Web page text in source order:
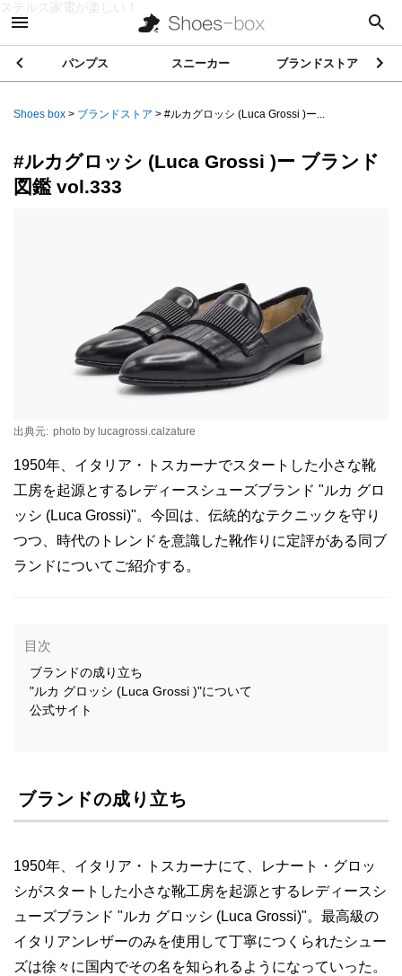
ステルス家電が楽しい！
パンプス スニーカー ブランドストア
Shoes box > ブランドストア > #ルカグロッシ (Luca Grossi )ー...
#ルカグロッシ (Luca Grossi )ー ブランド
図鑑 vol.333
出典元: photo by lucagrossi.calzature
1950年、イタリア・トスカーナでスタートした小さな靴
工房を起源とするレディースシューズブランド "ルカ グロ
ッシ (Luca Grossi)"。今回は、伝統的なテクニックを守り
つつ、時代のトレンドを意識した靴作りに定評がある同ブ
ランドについてご紹介する。
目次
ブランドの成り立ち
"ルカ グロッシ (Luca Grossi )"について
公式サイト
ブランドの成り立ち
1950年、イタリア・トスカーナにて、レナート・グロッ
シがスタートした小さな靴工房を起源とするレディースシ
ューズブランド "ルカ グロッシ (Luca Grossi)"。最高級の
イタリアンレザーのみを使用して丁寧につくられたシュー
ズは徐々に国内でその名を知られるようになっていった。